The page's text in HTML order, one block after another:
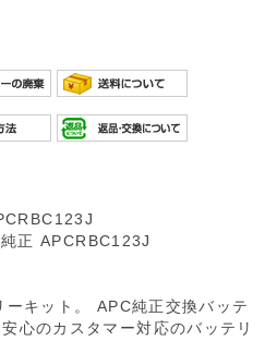
正 APCRBC123J
キット。 APC純正交換バッテ
心のカスタマー対応のバッテリ